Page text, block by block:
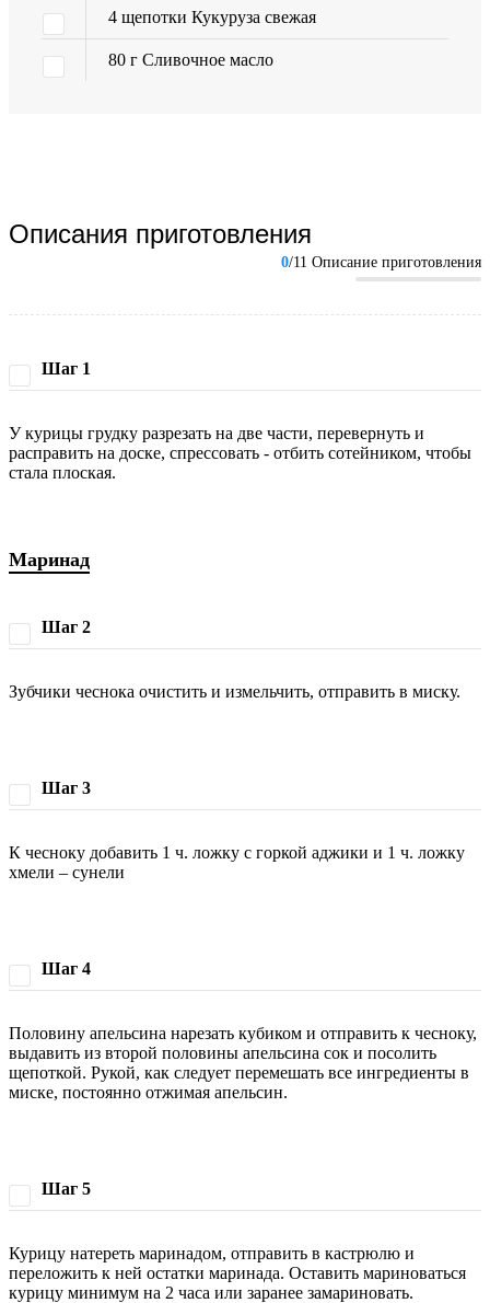
4 щепотки Кукуруза свежая
80 г Сливочное масло
Описания приготовления
0/11 Описание приготовления
Шаг 1
У курицы грудку разрезать на две части, перевернуть и
расправить на доске, спрессовать - отбить сотейником, чтобы
стала плоская.
Маринад
Шаг 2
Зубчики чеснока очистить и измельчить, отправить в миску.
Шаг 3
К чесноку добавить 1 ч. ложку с горкой аджики и 1 ч. ложку
хмели – сунели
Шаг 4
Половину апельсина нарезать кубиком и отправить к чесноку,
выдавить из второй половины апельсина сок и посолить
щепоткой. Рукой, как следует перемешать все ингредиенты в
миске, постоянно отжимая апельсин.
Шаг 5
Курицу натереть маринадом, отправить в кастрюлю и
переложить к ней остатки маринада. Оставить мариноваться
курицу минимум на 2 часа или заранее замариновать.